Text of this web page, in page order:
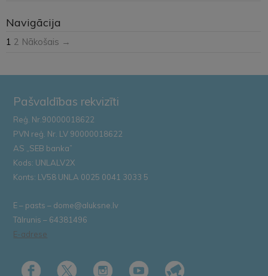
Navigācija
1 2 Nākošais →
Pašvaldības rekvizīti
Reģ. Nr.90000018622
PVN reģ. Nr. LV 90000018622
AS „SEB banka”
Kods: UNLALV2X
Konts: LV58 UNLA 0025 0041 3033 5
E – pasts – dome@aluksne.lv
Tālrunis – 64381496
E-adrese